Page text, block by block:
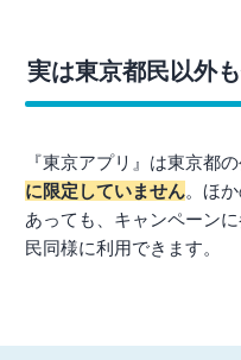
実は東京都民以外も
『東京アプリ』は東京都
に限定していません。ほ
あっても、キャンペーン
民同様に利用できます。